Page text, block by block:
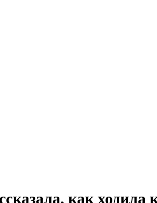
как ходила